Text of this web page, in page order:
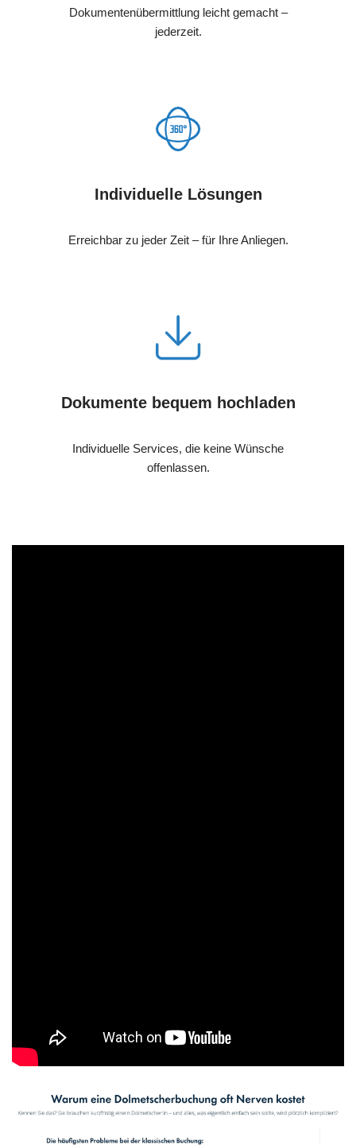
Dokumentenübermittlung leicht gemacht –
jederzeit.
Individuelle Lösungen
Erreichbar zu jeder Zeit – für Ihre Anliegen.
Dokumente bequem hochladen
Individuelle Services, die keine Wünsche
offenlassen.